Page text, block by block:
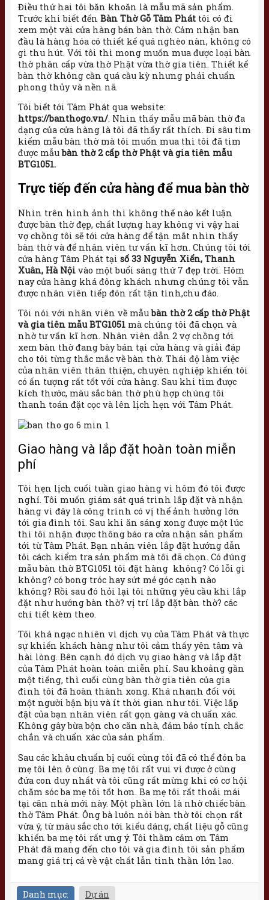
Điều thứ hai tôi băn khoăn là mẫu mã sản phẩm.
Trước khi biết đến Bàn Thờ Gỗ Tâm Phát tôi có đi
xem một vài cửa hàng bán bàn thờ. Cảm nhận ban
đầu là hàng hóa có thiết kế quá nghèo nàn, không có
gì thu hút. Với tôi thì mong muốn mua được loại bàn
thờ phân cấp vừa thờ Phật vừa thờ gia tiên. Thiết kế
bàn thờ không cần quá cầu kỳ nhưng phải chuẩn
phong thủy và nền nã.
Tôi biết tới Tâm Phát qua website:
https://banthogo.vn/. Nhìn thấy mẫu mã bàn thờ đa
dạng của cửa hàng là tôi đã thấy rất thích. Đi sâu tìm
kiểm mẫu bàn thờ mà tôi muốn mua thì tôi đã tìm
được mẫubàn thờ 2 cấp thờ Phật và gia tiên mẫu
BTG1051.
Trực tiếp đến cửa hàng để mua bàn thờ
Nhìn trên hình ảnh thì không thế nào kết luận
được bàn thờ đẹp, chất lượng hay không vì vậy hai
vợ chồng tôi sẽ tới cửa hàng để tận mắt nhìn thấy
bàn thờ và để nhân viên tư vấn kĩ hơn. Chúng tôi tới
cửa hàng Tâm Phát tại số 33 Nguyễn Xiển, Thanh
Xuân, Hà Nội vào một buổi sáng thứ 7 đẹp trời. Hôm
nay cửa hàng khá đông khách nhưng chúng tôi vẫn
được nhân viên tiếp đón rất tận tình,chu đáo.
Tôi nói với nhân viên về mẫubàn thờ 2 cấp thờ Phật
và gia tiên mẫu BTG1051 mà chúng tôi đã chọn và
nhờ tư vấn kĩ hơn. Nhân viên dẫn 2 vợ chồng tới
xem bàn thờ đang bày bán tại cửa hàng và giải đáp
cho tôi từng thắc mắc về bàn thờ. Thái độ làm việc
của nhân viên thân thiện, chuyên nghiệp khiến tôi
có ấn tượng rất tốt với cửa hàng. Sau khi tìm được
kích thước, màu sắc bàn thờ phù hợp chúng tôi
thanh toán đặt cọc và lên lịch hẹn với Tâm Phát.
Giao hàng và lắp đặt hoàn toàn miễn
phí
Tôi hẹn lịch cuối tuần giao hàng vì hôm đó tôi được
nghỉ. Tôi muốn giám sát quá trình lắp đặt và nhận
hàng vì đây là công trình có vị thế ảnh hưởng lớn
tới gia đình tôi. Sau khi ăn sáng xong được một lúc
thì tôi nhận được thông báo ra cửa nhận sản phẩm
tới từ Tâm Phát. Bạn nhân viên lắp đặt hướng dẫn
tôi cách kiểm tra sản phẩm mà tôi đã chọn. Có đúng
mẫu bàn thờ BTG1051 tôi đặt hàng không? Có lỗi gì
không? có bong tróc hay sứt mẻ góc cạnh nào
không? Rồi sau đó hỏi lại tôi những yêu cầu khi lắp
đặt như hướng bàn thờ? vị trí lắp đặt bàn thờ? các
chi tiết kèm theo.
Tôi khá ngạc nhiên vì dịch vụ của Tâm Phát và thực
sự khiến khách hàng như tôi cảm thấy yên tâm và
hài lòng. Bên cạnh đó dịch vụ giao hàng và lắp đặt
của Tâm Phát hoàn toàn miễn phí. Sau khoảng gần
một tiếng, thì cuối cùng bàn thờ gia tiên của gia
đình tôi đã hoàn thành xong. Khá nhanh đối với
một người bận bịu và ít thời gian như tôi. Việc lắp
đặt của bạn nhân viên rất gọn gàng và chuẩn xác.
Không gây bừa bộn cho căn nhà, đảm bảo tính chắc
chắn và chuẩn xác của sản phẩm.
Sau các khâu chuẩn bị cuối cùng tôi đã có thể đón ba
mẹ tôi lên ở cùng. Ba mẹ tôi rất vui vì được ở cùng
đứa con duy nhất và tôi cũng rất mừng khi có cơ hội
chăm sóc ba mẹ tôi tốt hơn. Ba mẹ tôi rất thoải mái
tại căn nhà mới này. Một phần lớn là nhờ chiếc bàn
thờ Tâm Phát. Ông bà luôn nói bàn thờ tôi chọn rất
vừa ý, từ màu sắc cho tới kiểu dáng, chất liệu gỗ cũng
khiến ba mẹ tôi rất ưng ý. Tôi thầm cảm ơn Tâm
Phát đã mang đến cho tôi và gia đình tôi sản phẩm
mang giá trị cả về vật chất lẫn tinh thần lớn lao.
Danh mục: Dự án